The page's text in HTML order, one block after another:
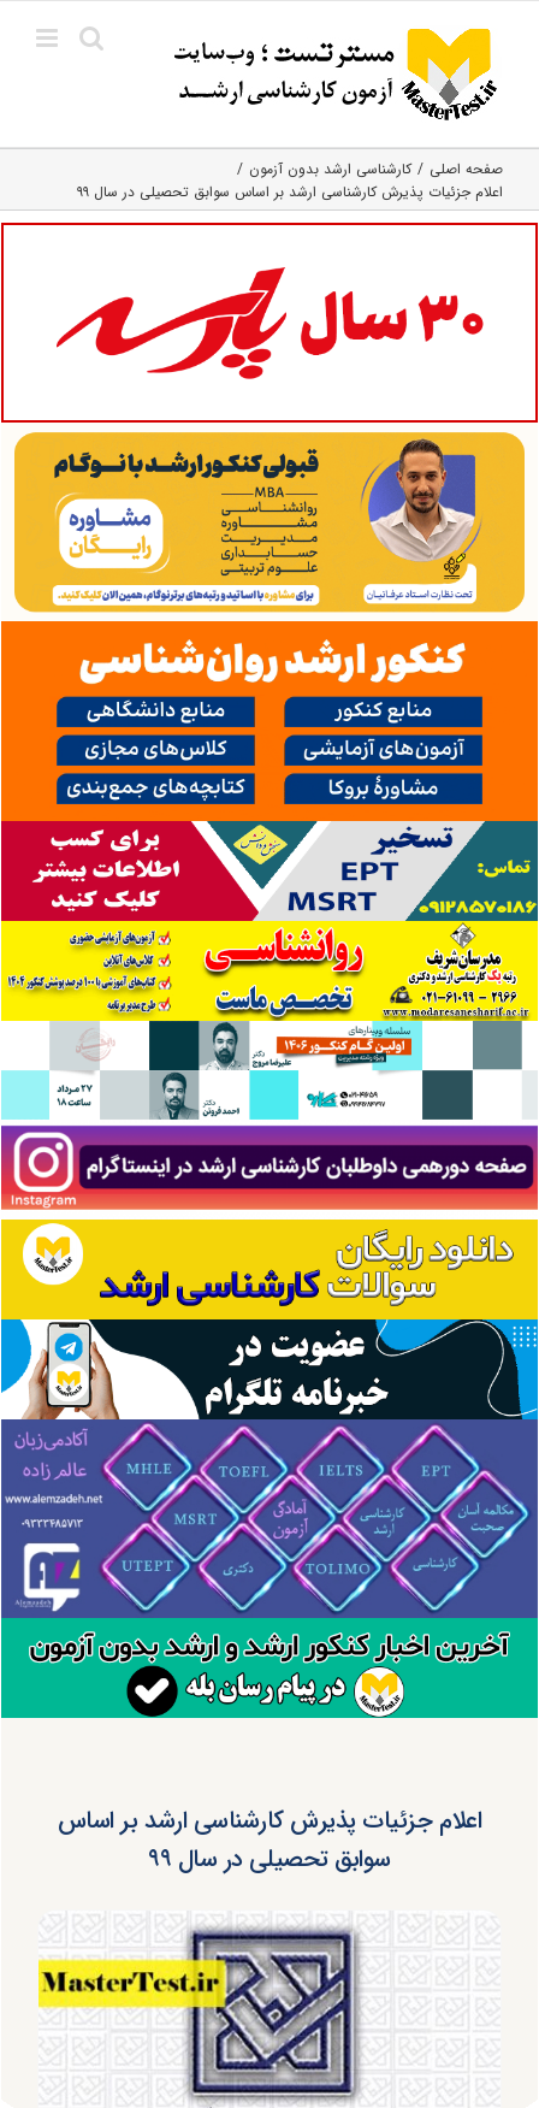
content
صفحه اصلی
کارشناسی ارشد بدون آزمون
اعلام جزئیات پذیرش کارشناسی ارشد بر اساس سوابق تحصیلی در سال ۹۹
اعلام جزئیات پذیرش کارشناسی ارشد بر اساس
سوابق تحصیلی در سال ۹۹